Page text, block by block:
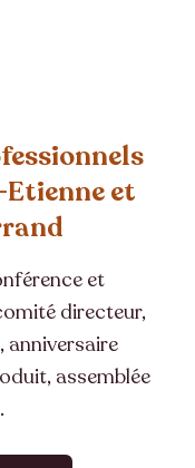
et
et
directeur,
assemblée